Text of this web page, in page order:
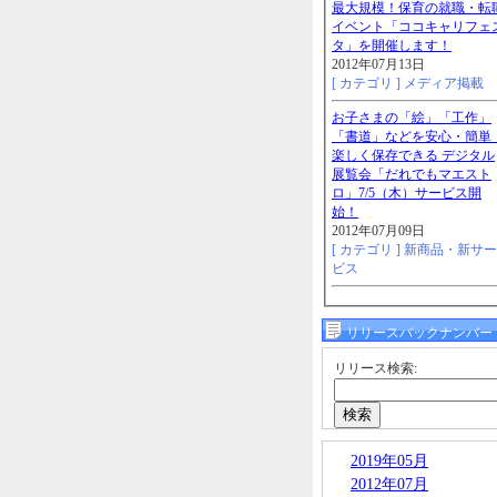
最大規模！保育の就職・転
イベント「ココキャリフェ
タ」を開催します！
2012年07月13日
[ カテゴリ ] メディア掲載
お子さまの「絵」「工作」
「書道」などを安心・簡単
楽しく保存できる デジタル
展覧会「だれでもマエスト
ロ」7/5（木）サービス開
始！
2012年07月09日
[ カテゴリ ] 新商品・新サー
ビス
リリースバックナンバー
リリース検索:
2019年05月
2012年07月